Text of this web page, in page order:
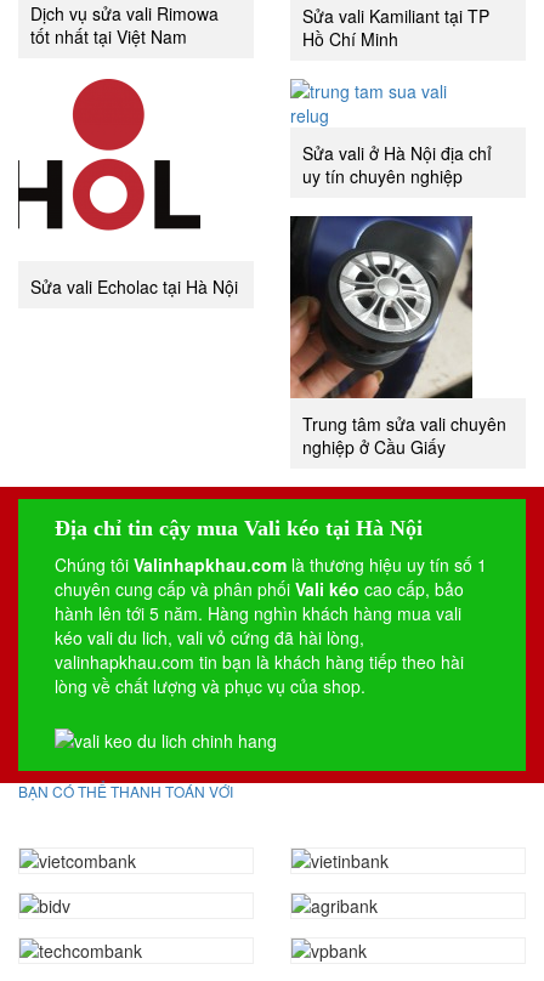
Dịch vụ sửa vali Rimowa
tốt nhất tại Việt Nam
Sửa vali Kamiliant tại TP
Hồ Chí Minh
Sửa vali Echolac tại Hà Nội
Sửa vali ở Hà Nội địa chỉ
uy tín chuyên nghiệp
Trung tâm sửa vali chuyên
nghiệp ở Cầu Giấy
Địa chỉ tin cậy mua Vali kéo tại Hà Nội
Chúng tôi Valinhapkhau.com là thương hiệu uy tín số 1
chuyên cung cấp và phân phối Vali kéo cao cấp, bảo
hành lên tới 5 năm. Hàng nghìn khách hàng mua vali
kéo vali du lich, vali vỏ cứng đã hài lòng,
valinhapkhau.com tin bạn là khách hàng tiếp theo hài
lòng về chất lượng và phục vụ của shop.
BẠN CÓ THỂ THANH TOÁN VỚI